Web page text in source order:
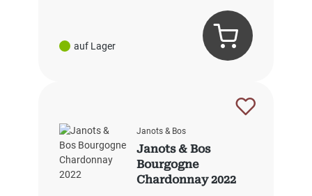
auf Lager
Janots & Bos
Janots & Bos
Bourgogne
Chardonnay 2022